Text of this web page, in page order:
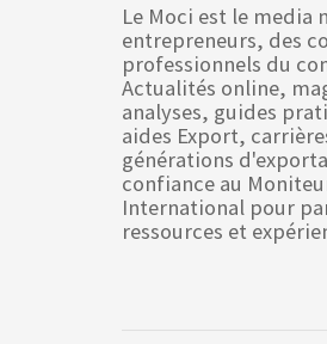
Le Moci est le media
entrepreneurs, des
professionnels du
Actualités online,
analyses, guides
aides Export,
générations
confiance au
International pour
ressources et